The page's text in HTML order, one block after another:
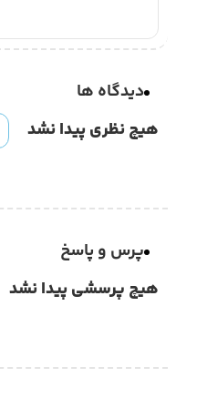
دیدگاه ها
هیچ نظری پیدا نشد
پرس و پاسخ
هیچ پرسشی پیدا نشد